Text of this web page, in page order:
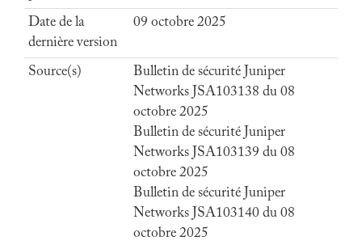
Date de la
dernière version
09 octobre 2025
Source(s)
Bulletin de sécurité Juniper
Networks JSA103138 du 08
octobre 2025
Bulletin de sécurité Juniper
Networks JSA103139 du 08
octobre 2025
Bulletin de sécurité Juniper
Networks JSA103140 du 08
octobre 2025